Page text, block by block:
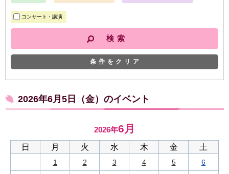
コンサート・講演
条件をクリア
2026年6月5日（金）のイベント
2026年6月
日 月 火 水 木 金 土
1 2 3 4 5 6